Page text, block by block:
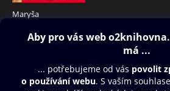
Maryša
99 Kč
Obsah ke stažení